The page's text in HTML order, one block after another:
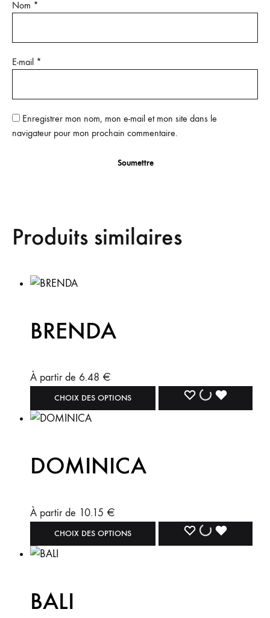
Nom *
E-mail *
Enregistrer mon nom, mon e-mail et mon site dans le
navigateur pour mon prochain commentaire.
Produits similaires
BRENDA
À partir de 6.48 €
CHOIX DES OPTIONS
DOMINICA
À partir de 10.15 €
CHOIX DES OPTIONS
BALI